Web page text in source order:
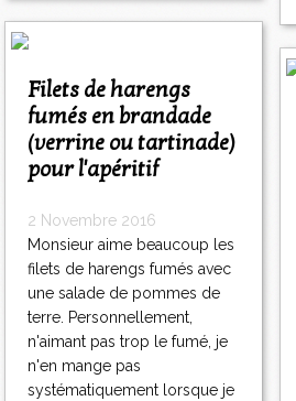
Filets de harengs
fumés en brandade
(verrine ou tartinade)
pour l'apéritif
2 Novembre 2016
Monsieur aime beaucoup les
filets de harengs fumés avec
une salade de pommes de
terre. Personnellement,
n'aimant pas trop le fumé, je
n'en mange pas
systématiquement lorsque je